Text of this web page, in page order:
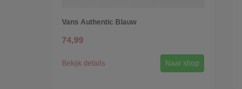
Vans Authentic Blauw
74,99
Bekijk details Naar shop